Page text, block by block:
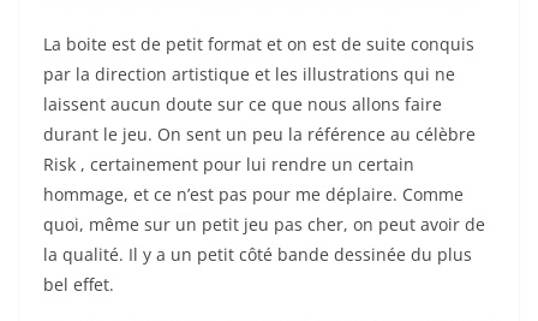
La boite est de petit format et on est de suite conquis
par la direction artistique et les illustrations qui ne
laissent aucun doute sur ce que nous allons faire
durant le jeu. On sent un peu la référence au célèbre
Risk , certainement pour lui rendre un certain
hommage, et ce n’est pas pour me déplaire. Comme
quoi, même sur un petit jeu pas cher, on peut avoir de
la qualité. Il y a un petit côté bande dessinée du plus
bel effet.